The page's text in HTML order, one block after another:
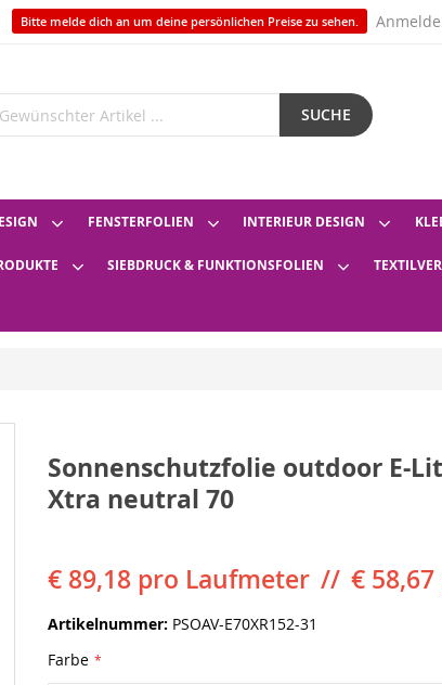
Bitte melde dich an um deine persönlichen Preise zu sehen.
SUCHE
FENSTERFOLIEN INTERIEUR DESIGN
SIEBDRUCK & FUNKTIONSFOLIEN
Sonnenschutzfolie outdoor E-
Xtra neutral 70
€ 89,18 pro Laufmeter €
Artikelnummer PSOAV-E70XR152-31
Farbe